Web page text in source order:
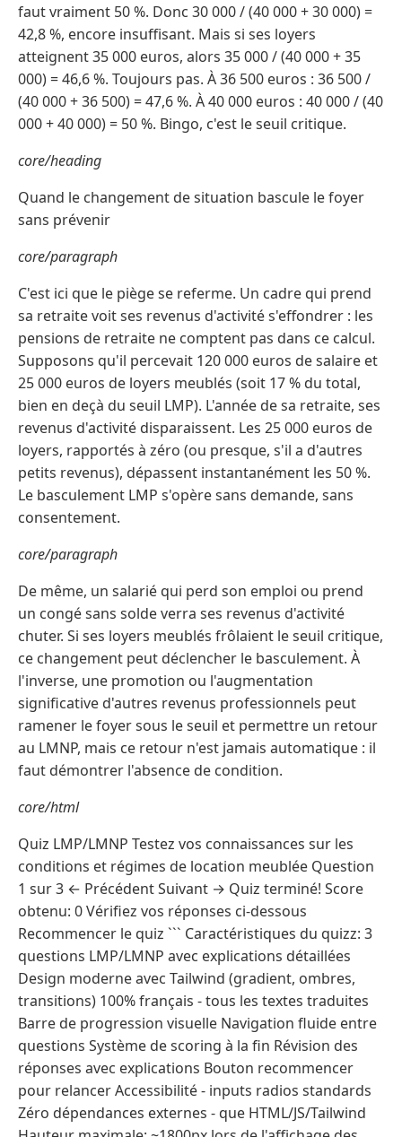
faut vraiment 50 %. Donc 30 000 / (40 000 + 30 000) =
42,8 %, encore insuffisant. Mais si ses loyers
atteignent 35 000 euros, alors 35 000 / (40 000 + 35
000) = 46,6 %. Toujours pas. À 36 500 euros : 36 500 /
(40 000 + 36 500) = 47,6 %. À 40 000 euros : 40 000 / (40
000 + 40 000) = 50 %. Bingo, c'est le seuil critique.
core/heading
Quand le changement de situation bascule le foyer
sans prévenir
core/paragraph
C'est ici que le piège se referme. Un cadre qui prend
sa retraite voit ses revenus d'activité s'effondrer : les
pensions de retraite ne comptent pas dans ce calcul.
Supposons qu'il percevait 120 000 euros de salaire et
25 000 euros de loyers meublés (soit 17 % du total,
bien en deçà du seuil LMP). L'année de sa retraite, ses
revenus d'activité disparaissent. Les 25 000 euros de
loyers, rapportés à zéro (ou presque, s'il a d'autres
petits revenus), dépassent instantanément les 50 %.
Le basculement LMP s'opère sans demande, sans
consentement.
core/paragraph
De même, un salarié qui perd son emploi ou prend
un congé sans solde verra ses revenus d'activité
chuter. Si ses loyers meublés frôlaient le seuil critique,
ce changement peut déclencher le basculement. À
l'inverse, une promotion ou l'augmentation
significative d'autres revenus professionnels peut
ramener le foyer sous le seuil et permettre un retour
au LMNP, mais ce retour n'est jamais automatique : il
faut démontrer l'absence de condition.
core/html
Quiz LMP/LMNP Testez vos connaissances sur les
conditions et régimes de location meublée Question
1 sur 3 ← Précédent Suivant → Quiz terminé! Score
obtenu: 0 Vérifiez vos réponses ci-dessous
Recommencer le quiz ``` Caractéristiques du quizz: 3
questions LMP/LMNP avec explications détaillées
Design moderne avec Tailwind (gradient, ombres,
transitions) 100% français - tous les textes traduites
Barre de progression visuelle Navigation fluide entre
questions Système de scoring à la fin Révision des
réponses avec explications Bouton recommencer
pour relancer Accessibilité - inputs radios standards
Zéro dépendances externes - que HTML/JS/Tailwind